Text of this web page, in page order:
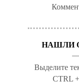
НАШЛИ
Выделите
CTRL